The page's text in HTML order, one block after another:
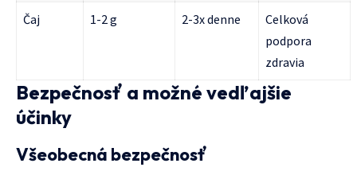
Čaj 1-2 g 2-3x denne
Celková
podpora
zdravia
Bezpečnosť a možné vedľajšie
účinky
Všeobecná bezpečnosť